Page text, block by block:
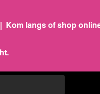
Kom langs of shop